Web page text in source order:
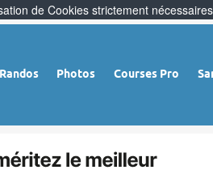
Randos Photos Courses Pro
de Cookies strictement